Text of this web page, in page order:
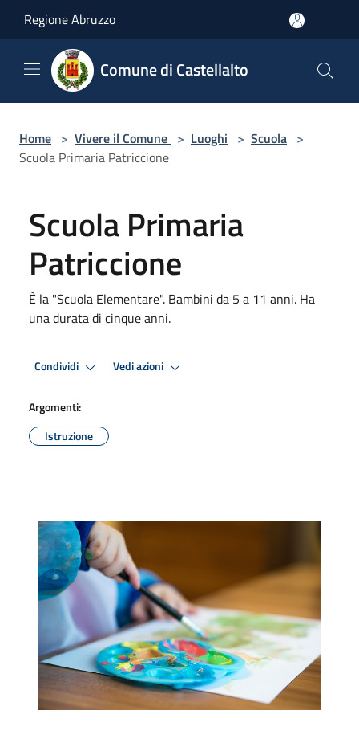
Regione Abruzzo
Comune di Castellalto
Home > Vivere il Comune > Luoghi > Scuola >
Scuola Primaria Patriccione
Scuola Primaria
Patriccione
È la "Scuola Elementare". Bambini da 5 a 11 anni. Ha
una durata di cinque anni.
Condividi Vedi azioni
Argomenti:
Istruzione